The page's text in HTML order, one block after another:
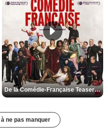
De la Comédie-Française Teaser VF
ne pas manquer